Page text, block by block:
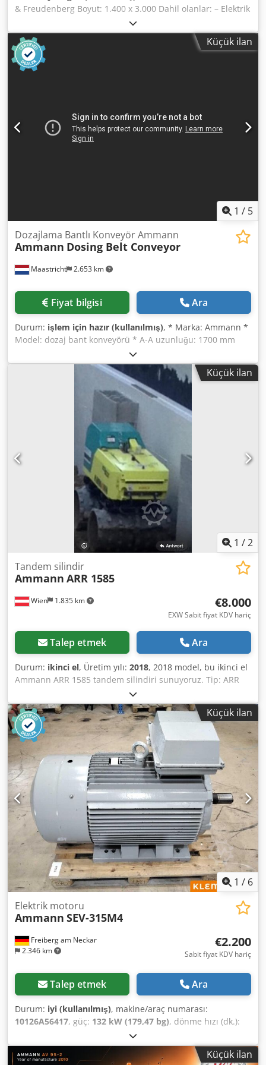
bilgi için Marius Herden ile iletişime geçin.
& Freudenberg Boyut: 1.400 x 3.000 Dahil olanlar: – Elektrik
Motoru – Kardan mili – Yay Elemanları. Titreşimli elek
elden geçirilir, kumlanır ve boyanır. Cjdpfx Aeg Snutslferf
Küçük ilan
1 / 5
Maastricht 2.653 km
Dozajlama Bantlı Konveyör Ammann
Ammann Dosing Belt Conveyor
Fiyat bilgisi Ara
Durum: işlem için hazır (kullanılmış), * Marka: Ammann *
Model: dozaj bant konveyörü * A-A uzunluğu: 1700 mm
Csdsywm I Nopfx Alfsrf * Bant genişliği: 650 mm * Tahrik:
1,5 kW redüktörlü motor * Stokta: 6 adet.
Küçük ilan
1 /2
Wien 1.835 km
Tandem silindir
Ammann ARR 1585
€8.000
EXW Sabit fiyat KDV hariç
Talep etmek Ara
Durum: ikinci el, Üretim yılı: 2018, 2018 model, bu ikinci el
Ammann ARR 1585 tandem silindiri sunuyoruz. Tip: ARR
1585 Csdpszddcpefx Alferf Seri numarası: 558D063
Çalışma ağırlığı: 1.395 kg Maksimum ağırlık: 1.405 kg
Nominal güç: 13,2 kW Üretim yılı: 2018 Herhangi bir
sorunuz varsa veya daha fazla bilgiye ihtiyacınız olursa,
lütfen bize mesaj gönderin veya bizi arayın.
Küçük ilan
1 / 6
Freiberg am Neckar
2.346 km
Elektrik motoru
Ammann SEV-315M4
€2.200
Sabit fiyat KDV hariç
Talep etmek Ara
Durum: iyi (kullanılmış), makine/araç numarası:
10126A56417, güç: 132 kW (179,47 bg), dönme hızı (dk.):
400 V
toplam ağırlık:1.020 kg, toplam uzunluk:1.200 mm,
toplam genişlik:800 mm, toplam yükseklik:1.100 mm,
Küçük ilan